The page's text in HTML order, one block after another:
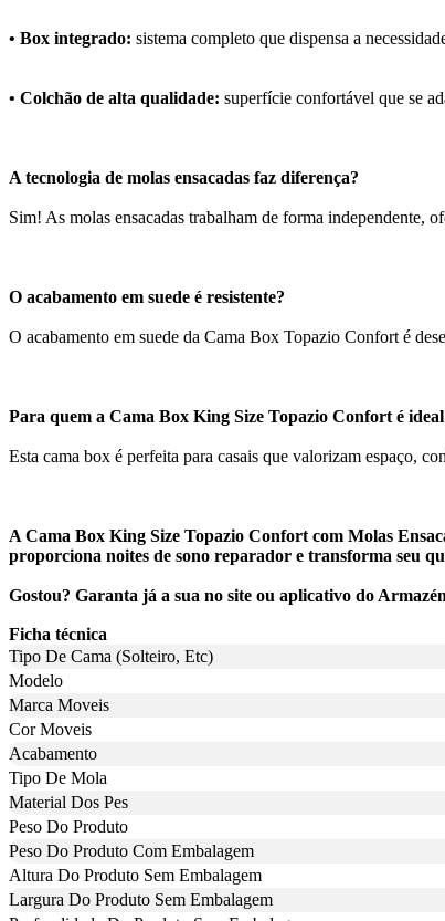
• Box integrado: sistema completo que dispensa a
• Colchão de alta qualidade: superfície confortável que se
A tecnologia de molas ensacadas faz diferença?
Sim! As molas ensacadas trabalham de forma independente,
O acabamento em suede é resistente?
O acabamento em suede da Cama Box Topazio Confort é
Para quem a Cama Box King Size Topazio Confort é
Esta cama box é perfeita para casais que valorizam espaço,
A Cama Box King Size Topazio Confort com Molas
proporciona noites de sono reparador e transforma seu
Gostou? Garanta já a sua no site ou aplicativo do
Ficha técnica
Tipo De Cama (Solteiro, Etc)
Modelo
Marca Moveis
Cor Moveis
Acabamento
Tipo De Mola
Material Dos Pes
Peso Do Produto
Peso Do Produto Com Embalagem
Altura Do Produto Sem Embalagem
Largura Do Produto Sem Embalagem